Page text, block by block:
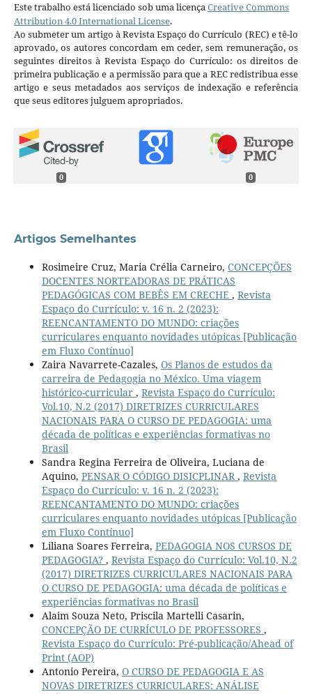
Este trabalho está licenciado sob uma licençaCreative Commons
Attribution 4.0 International License.
Ao submeter um artigo à Revista Espaço do Currículo (REC) e tê-lo
aprovado, os autores concordam em ceder, sem remuneração, os
seguintes direitos à Revista Espaço do Currículo: os direitos de
primeira publicação e a permissão para que a REC redistribua esse
artigo e seus metadados aos serviços de indexação e referência
que seus editores julguem apropriados.
0 0
Artigos Semelhantes
Rosimeire Cruz, Maria Crélia Carneiro, CONCEPÇÕES
DOCENTES NORTEADORAS DE PRÁTICAS
PEDAGÓGICAS COM BEBÊS EM CRECHE , Revista
Espaço do Currículo: v. 16 n. 2 (2023):
REENCANTAMENTO DO MUNDO: criações
curriculares enquanto novidades utópicas [Publicação
em Fluxo Contínuo]
Zaira Navarrete-Cazales, Os Planos de estudos da
carreira de Pedagogia no México. Uma viagem
histórico-curricular , Revista Espaço do Currículo:
Vol.10, N.2 (2017) DIRETRIZES CURRICULARES
NACIONAIS PARA O CURSO DE PEDAGOGIA: uma
década de políticas e experiências formativas no
Brasil
Sandra Regina Ferreira de Oliveira, Luciana de
Aquino, PENSAR O CÓDIGO DISICPLINAR, Revista
Espaço do Currículo: v. 16 n. 2 (2023):
REENCANTAMENTO DO MUNDO: criações
curriculares enquanto novidades utópicas [Publicação
em Fluxo Contínuo]
Liliana Soares Ferreira, PEDAGOGIA NOS CURSOS DE
PEDAGOGIA? , Revista Espaço do Currículo: Vol.10, N.2
(2017) DIRETRIZES CURRICULARES NACIONAIS PARA
O CURSO DE PEDAGOGIA: uma década de políticas e
experiências formativas no Brasil
Alaim Souza Neto, Priscila Martelli Casarin,
CONCEPÇÃO DE CURRÍCULO DE PROFESSORES ,
Revista Espaço do Currículo: Pré-publicação/Ahead of
Print (AOP)
Antonio Pereira, O CURSO DE PEDAGOGIA E AS
NOVAS DIRETRIZES CURRICULARES: ANÁLISE